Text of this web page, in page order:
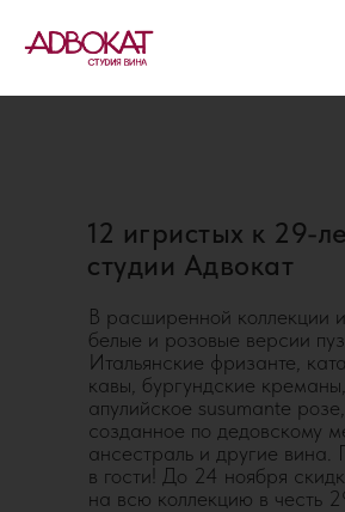
12 игристых к 29-
студии Адвокат
В расширенной коллекции
белые и розовые версии
Итальянские фризанте,
кавы, бургундские креманы,
апулийское susumante розе,
созданное по дедовскому
ансестраль и другие вина.
в гости! До 24 ноября
на всю коллекцию в честь